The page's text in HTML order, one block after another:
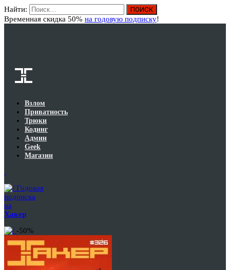
Найти:
Временная скидка 50% на годовую подписку!
Взлом
Приватность
Трюки
Кодинг
Админ
Geek
Магазин
Годовая
подписка
на
Хакер
-50%